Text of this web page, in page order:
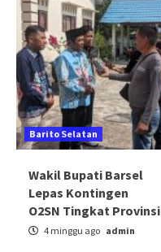
Barito Selatan
Wakil Bupati Barsel
Lepas Kontingen
O2SN Tingkat Provinsi
4 minggu ago admin